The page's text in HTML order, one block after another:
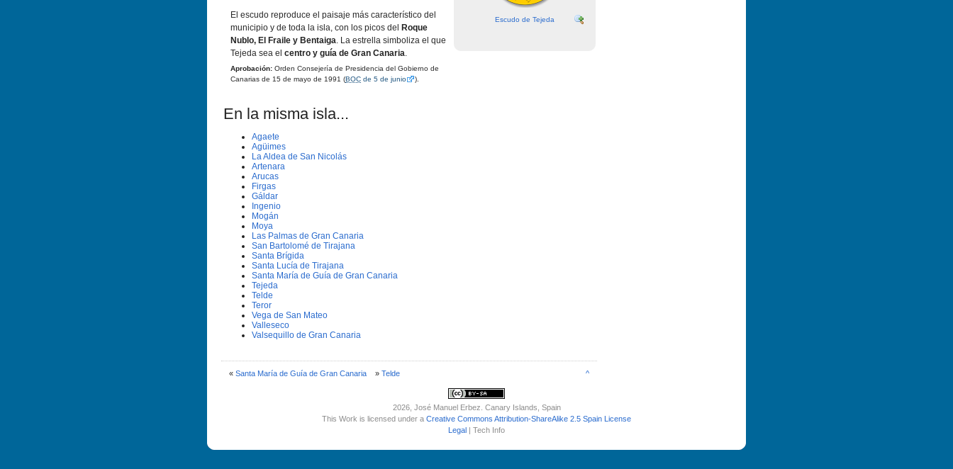
El escudo reproduce el paisaje más caracterí­stico del
municipio y de toda la isla, con los picos del
Roque
Nublo, El Fraile y Bentaiga. La estrella simboliza el que
Tejeda sea el centro y guí­a de Gran Canaria.
Aprobación: Orden Consejerí­a de Presidencia del Gobierno de
Canarias de 15 de mayo de 1991 (BOC de 5 de junio ).
En la misma isla...
Agaete
Agüimes
La Aldea de San Nicolás
Artenara
Arucas
Firgas
Gáldar
Ingenio
Mogán
Moya
Las Palmas de Gran Canaria
San Bartolomé de Tirajana
Santa Brí­gida
Santa Lucí­a de Tirajana
Santa Marí­a de Guí­a de Gran Canaria
Tejeda
Telde
Teror
Vega de San Mateo
Valleseco
Valsequillo de Gran Canaria
Escudo de Tejeda
« Santa Marí­a de Guí­a de Gran Canaria» Telde ^
2026, José Manuel Erbez. Canary Islands, Spain
This Work is licensed under a Creative Commons Attribution-ShareAlike 2.5 Spain License
Legal | Tech Info